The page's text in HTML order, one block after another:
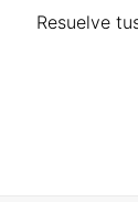
Resuelve